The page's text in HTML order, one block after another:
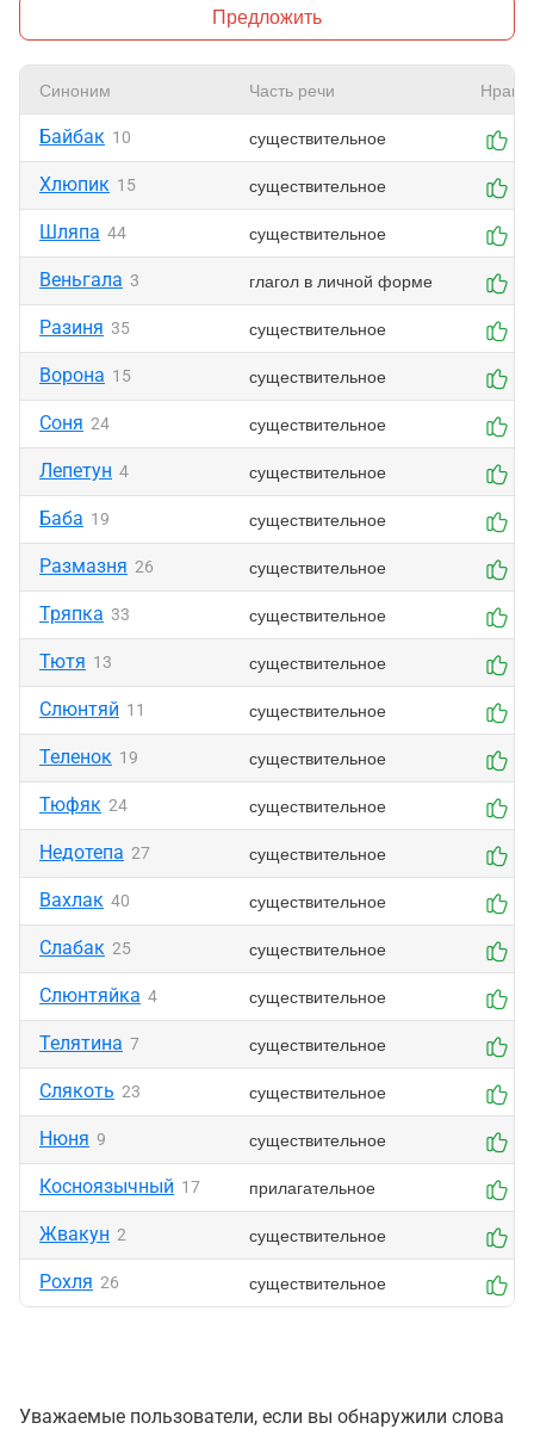
Предложить
Синоним Часть речи
Байбак 10 существительное
Хлюпик 15 существительное
Шляпа 44 существительное
Веньгала 3 глагол в личной форме
Разиня 35 существительное
Ворона 15 существительное
Соня 24 существительное
Лепетун 4 существительное
Баба 19 существительное
Размазня 26 существительное
Тряпка 33 существительное
Тютя 13 существительное
Слюнтяй 11 существительное
Теленок 19 существительное
Тюфяк 24 существительное
Недотепа 27 существительное
Вахлак 40 существительное
Слабак 25 существительное
Слюнтяйка 4 существительное
Телятина 7 существительное
Слякоть 23 существительное
Нюня 9 существительное
Косноязычный 17 прилагательное
Жвакун 2 существительное
Рохля 26 существительное
Уважаемые пользователи, если вы обнаружили слова